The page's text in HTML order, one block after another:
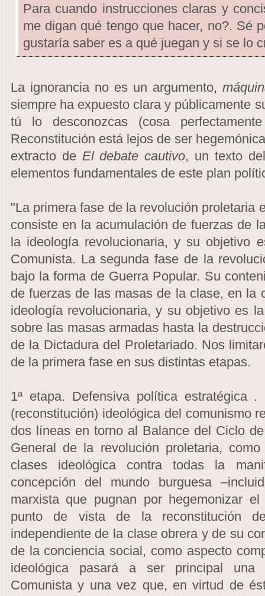
Para cuando instrucciones claras y
me digan qué tengo que hacer, no?. Sé
gustaría saber es a qué juegan y si se lo
La ignorancia no es un argumento,
siempre ha expuesto clara y públicamente
tú lo desconozcas (cosa
Reconstitución está lejos de ser
extracto de El debate cautivo, un texto
elementos fundamentales de este plan
"La primera fase de la revolución proletaria
consiste en la acumulación de fuerzas de
la ideología revolucionaria, y su objetivo
Comunista. La segunda fase de la
bajo la forma de Guerra Popular. Su
de fuerzas de las masas de la clase, en la
ideología revolucionaria, y su objetivo es
sobre las masas armadas hasta la
de la Dictadura del Proletariado. Nos
de la primera fase en sus distintas etapas.
1ª etapa. Defensiva política estratégica
(reconstitución) ideológica del comunismo
dos líneas en torno al Balance del Ciclo
General de la revolución proletaria,
clases ideológica contra todas la
concepción del mundo burguesa
marxista que pugnan por hegemonizar
punto de vista de la reconstitución
independiente de la clase obrera y de su
de la conciencia social, como aspecto
ideológica pasará a ser principal una
Comunista y una vez que, en virtud de